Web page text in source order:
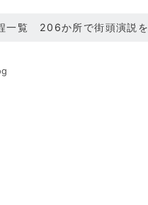
一覧 206か所で街頭演説を